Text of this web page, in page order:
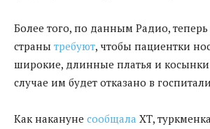
Более того, по данным Радио,
страны требуют, чтобы пациентки
широкие, длинные платья и
случае им будет отказано в
Как накануне сообщала ХТ,